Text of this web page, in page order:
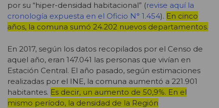
por su “hiper-densidad habitacional” (revise aquí la
cronología expuesta en el Oficio N° 1.454). En cinco
años, la comuna sumó 24.202 nuevos departamentos.
En 2017, según los datos recopilados por el Censo de
aquel año, eran 147.041 las personas que vivían en
Estación Central. El año pasado, según estimaciones
realizadas por el INE, la comuna aumentó a 221.901
habitantes. Es decir, un aumento de 50,9%. En el
mismo período, la densidad de la Región